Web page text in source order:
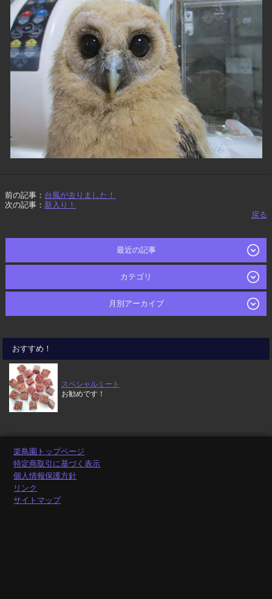
前の記事： 台風が去りました！
次の記事： 新入り！
戻る
最近の記事
カテゴリ
月別アーカイブ
おすすめ！
スペシャルミート
お勧めです！
楽鳥園トップページ
特定商取引に基づく表示
個人情報保護方針
リンク
サイトマップ